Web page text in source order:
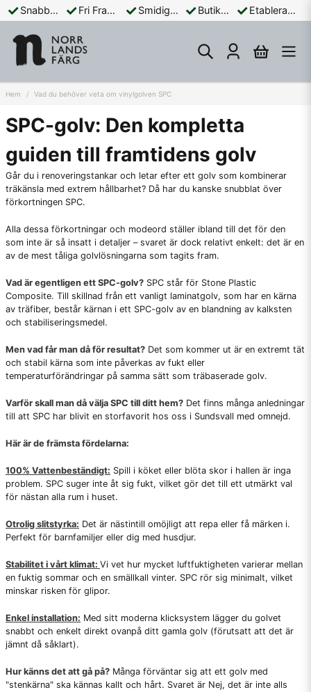
Snabba Leveranser Fri Frakt Över 899:- Smidiga Betalningar Butik och Online Etablerad Sedan 1965
Hem Vad du behöver veta om vinylgolven SPC
SPC-golv: Den kompletta
guiden till framtidens golv
Går du i renoveringstankar och letar efter ett golv som kombinerar
träkänsla med extrem hållbarhet? Då har du kanske snubblat över
förkortningen SPC.
Alla dessa förkortningar och modeord ställer ibland till det för den
som inte är så insatt i detaljer – svaret är dock relativt enkelt: det är en
av de mest tåliga golvlösningarna som tagits fram.
Vad är egentligen ett SPC-golv? SPC står för Stone Plastic
Composite. Till skillnad från ett vanligt laminatgolv, som har en kärna
av träfiber, består kärnan i ett SPC-golv av en blandning av kalksten
och stabiliseringsmedel.
Men vad får man då för resultat? Det som kommer ut är en extremt tät
och stabil kärna som inte påverkas av fukt eller
temperaturförändringar på samma sätt som träbaserade golv.
Varför skall man då välja SPC till ditt hem? Det finns många anledningar
till att SPC har blivit en storfavorit hos oss i Sundsvall med omnejd.
Här är de främsta fördelarna:
100% Vattenbeständigt: Spill i köket eller blöta skor i hallen är inga
problem. SPC suger inte åt sig fukt, vilket gör det till ett utmärkt val
för nästan alla rum i huset.
Otrolig slitstyrka: Det är nästintill omöjligt att repa eller få märken i.
Perfekt för barnfamiljer eller dig med husdjur.
Stabilitet i vårt klimat: Vi vet hur mycket luftfuktigheten varierar mellan
en fuktig sommar och en smällkall vinter. SPC rör sig minimalt, vilket
minskar risken för glipor.
Enkel installation: Med sitt moderna klicksystem lägger du golvet
snabbt och enkelt direkt ovanpå ditt gamla golv (förutsatt att det är
jämnt då såklart).
Hur känns det att gå på? Många förväntar sig att ett golv med
"stenkärna" ska kännas kallt och hårt. Svaret är Nej, det är inte alls